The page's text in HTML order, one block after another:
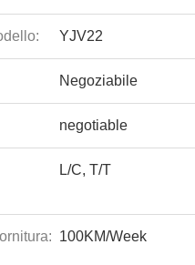
YJV22
Negoziabile
negotiable
L/C, T/T
100KM/Week